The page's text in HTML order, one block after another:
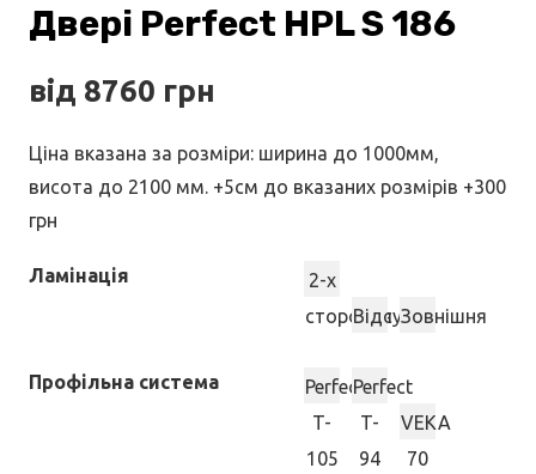
Двері Perfect HPL S 186
від 8760 грн
Ціна вказана за розміри: ширина до 1000мм,
висота до 2100 мм. +5см до вказаних розмірів +300
грн
Ламінація
2-х
сторонняВідсутняЗовнішня
Профільна система
Perfect
T-
105
Perfect
T-
94
VEKA
70